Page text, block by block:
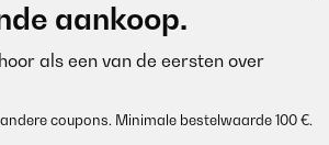
aankoop.
als een van de eersten over
coupons. Minimale bestelwaarde 100 €.